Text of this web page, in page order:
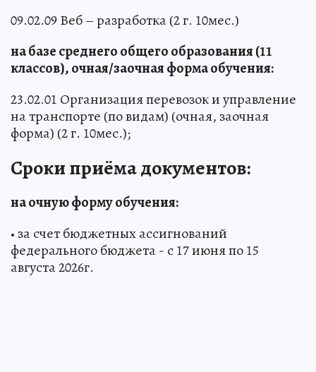
09.02.09 Веб – разработка (2 г. 10мес.)
на базе среднего общего образования (11
классов), очная/заочная форма обучения:
23.02.01 Организация перевозок и управление
на транспорте (по видам) (очная, заочная
форма) (2 г. 10мес.);
Сроки приёма документов:
на очную форму обучения:
• за счет бюджетных ассигнований
федерального бюджета - с 17 июня по 15
августа 2026г.